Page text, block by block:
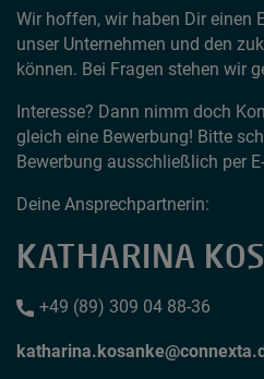
Wir hoffen, wir haben Dir einen
unser Unternehmen und den
können. Bei Fragen stehen wir
Interesse? Dann nimm doch
gleich eine Bewerbung! Bitte
Bewerbung ausschließlich per
Deine Ansprechpartnerin:
KATHARINA
+49 (89) 309 04 88-36
katharina.kosanke connexta